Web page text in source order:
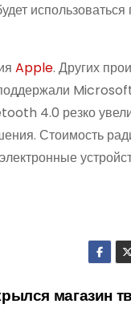
использоваться
Apple. Других
4.0 резко
Стоимость
магазин